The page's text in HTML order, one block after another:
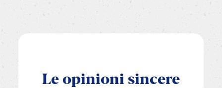
Le opinioni sincere